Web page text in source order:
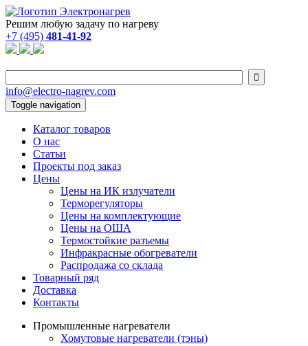
Решим любую задачу по нагреву
+7 (495) 481-41-92

info@electro-nagrev.com
Toggle navigation
Каталог товаров
О нас
Статьи
Проекты под заказ
Цены
Цены на ИК излучатели
Терморегуляторы
Цены на комплектующие
Цены на ОША
Термостойкие разъемы
Инфракрасные обогреватели
Распродажа со склада
Товарный ряд
Доставка
Контакты
Промышленные нагреватели
Хомутовые нагреватели (тэны)